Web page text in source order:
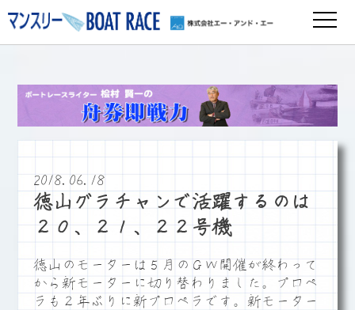
2018.06.18
徳山グラチャンで活躍するのは
２０、２１、２２号機
徳山のモーターは５月のＧＷ開催が終わって
から新モーターに切り替わりました。プロペ
ラも２年ぶりに新プロペラです。新モーター